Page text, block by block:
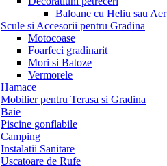
Baloane cu Heliu sau Aer
Scule si Accesorii pentru Gradina
Motocoase
Foarfeci gradinarit
Mori si Batoze
Vermorele
Hamace
Mobilier pentru Terasa si Gradina
Baie
Piscine gonflabile
Camping
Instalatii Sanitare
Uscatoare de Rufe